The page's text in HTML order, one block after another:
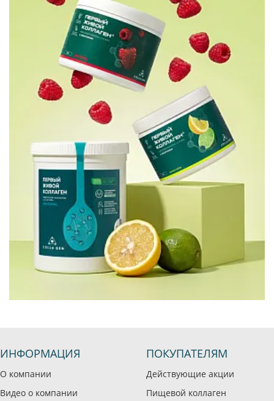
ИНФОРМАЦИЯ
О компании
Видео о компании
ПОКУПАТЕЛЯМ
Действующие акции
Пищевой коллаген